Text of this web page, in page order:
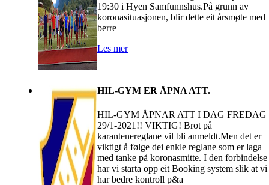
19:30 i Hyen Samfunnshus.På grunn av
koronasituasjonen, blir dette eit årsmøte med
berre
Les mer
HIL-GYM ER ÅPNA ATT.
HIL-GYM ÅPNAR ATT I DAG FREDAG
29/1-2021!! VIKTIG! Brot på
karantenereglane vil bli anmeldt.Men det er
viktigt å følge dei enkle reglane som er laga
med tanke på koronasmitte. I den forbindelse
har vi starta opp eit Booking system slik at vi
har bedre kontroll p&a